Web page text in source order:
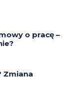
o pracę –
Zmiana